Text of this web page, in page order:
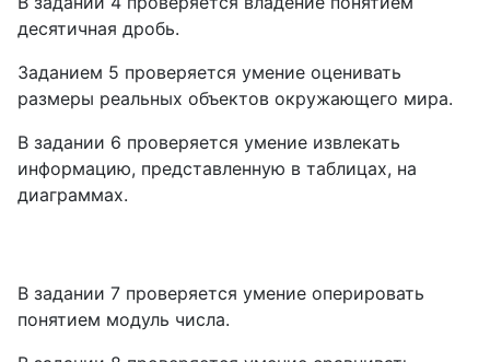
десятичная дробь.
Заданием 5 проверяется умение оценивать
размеры реальных объектов окружающего мира.
В задании 6 проверяется умение извлекать
информацию, представленную в таблицах, на
диаграммах.
В задании 7 проверяется умение оперировать
понятием модуль числа.